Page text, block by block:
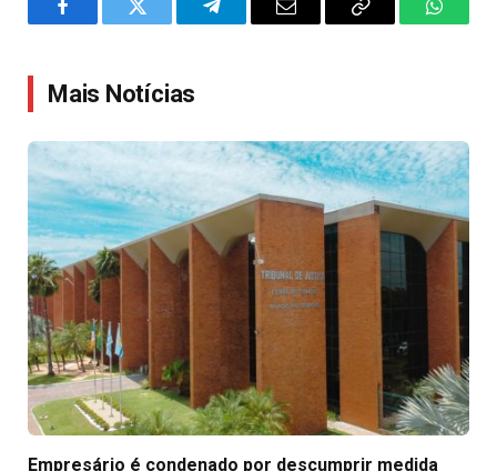
FacebookTwitter TelegramEmail
Copy
Mais Notícias
Empresário é condenado por descumprir medida